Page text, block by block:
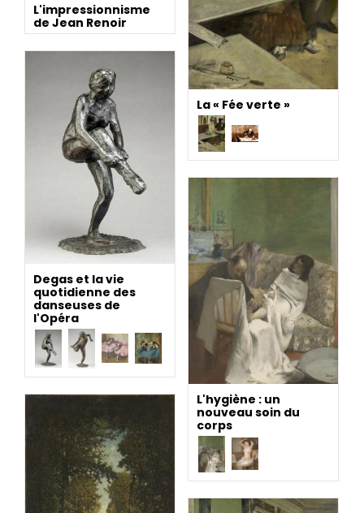
L'impressionnisme
de Jean Renoir
La « Fée verte »
Degas et la vie
quotidienne des
danseuses de
l'Opéra
L'hygiène : un
nouveau soin du
corps